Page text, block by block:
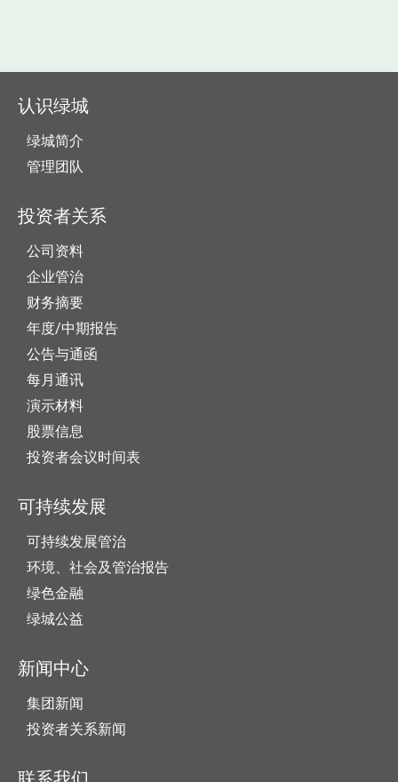
认识绿城
绿城简介
管理团队
投资者关系
公司资料
企业管治
财务摘要
年度/中期报告
公告与通函
每月通讯
演示材料
股票信息
投资者会议时间表
可持续发展
可持续发展管治
环境、社会及管治报告
绿色金融
绿城公益
新闻中心
集团新闻
投资者关系新闻